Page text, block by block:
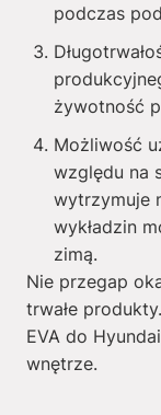
podczas
żywotność
Możliwość
względu na
wytrzymuje
wykładzin
zimą.
Nie przegap
trwałe
EVA do
wnętrze.